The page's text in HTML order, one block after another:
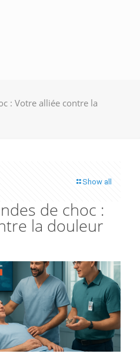
: Votre alliée contre la
Show all
de choc :
la douleur